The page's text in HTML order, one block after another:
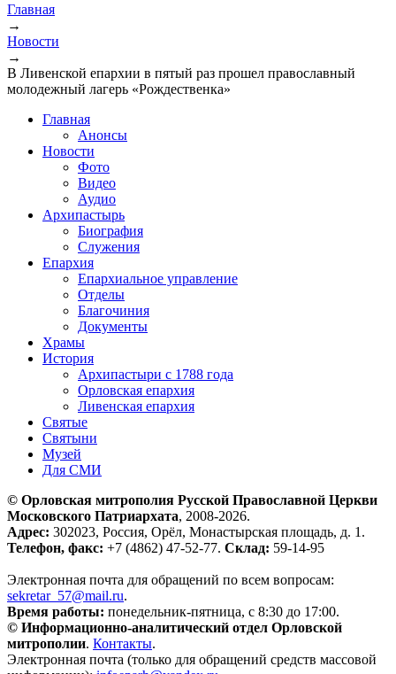
Главная
→
Новости
→
В Ливенской епархии в пятый раз прошел православный
молодежный лагерь «Рождественка»
Главная
Анонсы
Новости
Фото
Видео
Аудио
Архипастырь
Биография
Служения
Епархия
Епархиальное управление
Отделы
Благочиния
Документы
Храмы
История
Архипастыри с 1788 года
Орловская епархия
Ливенская епархия
Святые
Святыни
Музей
Для СМИ
© Орловская митрополия Русской Православной Церкви
Московского Патриархата, 2008-2026.
Адрес: 302023, Россия, Орёл, Монастырская площадь, д. 1.
Телефон, факс: +7 (4862) 47-52-77. Склад: 59-14-95
Электронная почта для обращений по всем вопросам:
sekretar_57@mail.ru.
Время работы: понедельник-пятница, с 8:30 до 17:00.
© Информационно-аналитический отдел Орловской
митрополии. Контакты.
Электронная почта (только для обращений средств массовой